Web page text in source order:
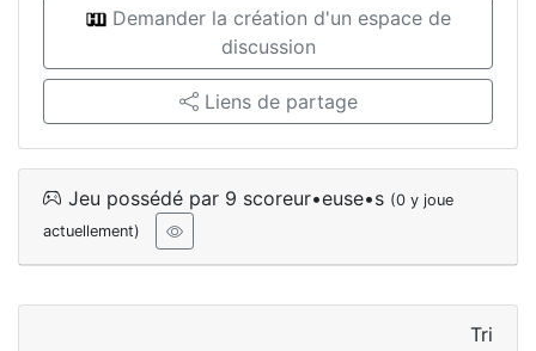
Demander la création d'un espace de
discussion
Liens de partage
Jeu possédé par 9 scoreur•euse•s (0 y joue
actuellement)
Tri